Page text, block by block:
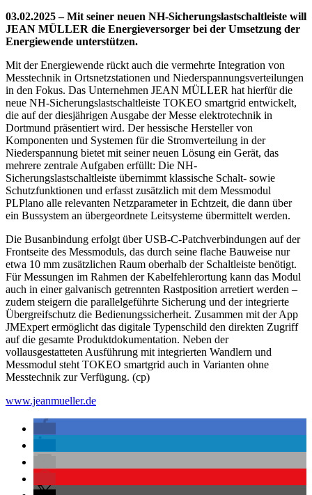
03.02.2025 – Mit seiner neuen NH-Sicherungslastschaltleiste will
JEAN MÜLLER die Energieversorger bei der Umsetzung der
Energiewende unterstützen.
Mit der Energiewende rückt auch die vermehrte Integration von
Messtechnik in Ortsnetzstationen und Niederspannungsverteilungen
in den Fokus. Das Unternehmen JEAN MÜLLER hat hierfür die
neue NH-Sicherungslastschaltleiste TOKEO smartgrid entwickelt,
die auf der diesjährigen Ausgabe der Messe elektrotechnik in
Dortmund präsentiert wird. Der hessische Hersteller von
Komponenten und Systemen für die Stromverteilung in der
Niederspannung bietet mit seiner neuen Lösung ein Gerät, das
mehrere zentrale Aufgaben erfüllt: Die NH-
Sicherungslastschaltleiste übernimmt klassische Schalt- sowie
Schutzfunktionen und erfasst zusätzlich mit dem Messmodul
PLPlano alle relevanten Netzparameter in Echtzeit, die dann über
ein Bussystem an übergeordnete Leitsysteme übermittelt werden.
Die Busanbindung erfolgt über USB-C-Patchverbindungen auf der
Frontseite des Messmoduls, das durch seine flache Bauweise nur
etwa 10 mm zusätzlichen Raum oberhalb der Schaltleiste benötigt.
Für Messungen im Rahmen der Kabelfehlerortung kann das Modul
auch in einer galvanisch getrennten Rastposition arretiert werden –
zudem steigern die parallelgeführte Sicherung und der integrierte
Übergreifschutz die Bedienungssicherheit. Zusammen mit der App
JMExpert ermöglicht das digitale Typenschild den direkten Zugriff
auf die gesamte Produktdokumentation. Neben der
vollausgestatteten Ausführung mit integrierten Wandlern und
Messmodul steht TOKEO smartgrid auch in Varianten ohne
Messtechnik zur Verfügung. (cp)
www.jeanmueller.de